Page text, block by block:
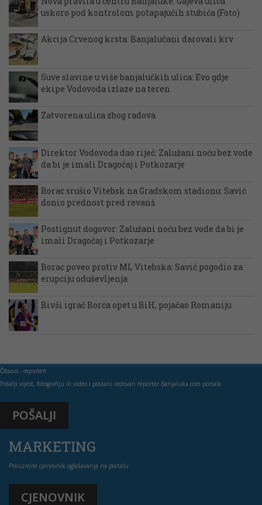
uskoro pod kontrolom potapajućih stubića (Foto)
Akcija Crvenog krsta: Banjalučani darovali krv
Suve slavine u više banjalučkih ulica: Evo gdje
ekipe Vodovoda izlaze na teren
Zatvorena ulica zbog radova
Direktor Vodovoda dao riječ: Zalužani noću bez vode
da bi je imali Dragočaj i Potkozarje
Borac srušio Vitebsk na Gradskom stadionu: Savić
donio prednost pred revanš
Postignut dogovor: Zalužani noću bez vode da bi je
imali Dragočaj i Potkozarje
Borac poveo protiv ML Vitebska: Savić pogodio za
erupciju oduševljenja
Bivši igrač Borca opet u BiH, pojačao Romaniju
Čitaoci - reporteri
Pošalji vijest, fotografiju ili video i postani redovan reporter Banjaluka.com portala
POŠALJI
MARKETING
Preuzmite cjenovnik oglašavanja na portalu
CJENOVNIK